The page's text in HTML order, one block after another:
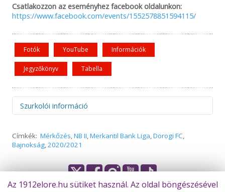
Csatlakozzon az eseményhez facebook oldalunkon:
https://www.facebook.com/events/1552578851594115/
Fotók YouTube Információk
Jegyzőkönyv Tabella
Szurkolói információ
mérkőzések megtekintése és az elutazás előtt minden
esetben szíveskedjenek figyelmesen elolvasni a
egyedülálló módon rendszeresen és azonnal frissítünk,
és beléptetéssel kapcsolatos tájékoztatást. A szükséges
Címkék: Mérkőzés,NB II,Merkantil Bank Liga,Dorogi FC,
Bajnokság,2020/2021
Az 1912elore.hu sütiket használ. Az oldal böngészésével